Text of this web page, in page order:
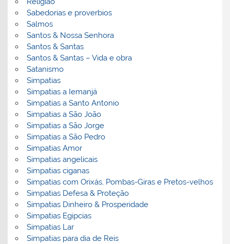
Sabedorias e proverbios
Salmos
Santos & Nossa Senhora
Santos & Santas
Santos & Santas – Vida e obra
Satanismo
Simpatias
Simpatias a Iemanjá
Simpatias a Santo Antonio
Simpatias a São João
Simpatias a São Jorge
Simpatias a São Pedro
Simpatias Amor
Simpatias angelicais
Simpatias ciganas
Simpatias com Orixás, Pombas-Giras e Pretos-velhos
Simpatias Defesa & Proteção
Simpatias Dinheiro & Prosperidade
Simpatias Egipcias
Simpatias Lar
Simpatias para dia de Reis